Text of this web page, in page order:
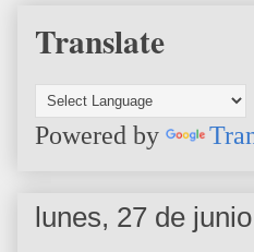
Translate
Powered by
lunes, 27 de